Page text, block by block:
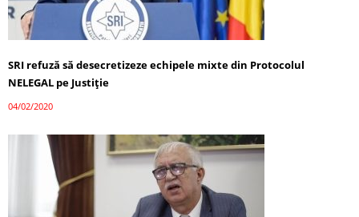
SRI refuză să desecretizeze echipele mixte din Protocolul
NELEGAL pe Justiție
04/02/2020